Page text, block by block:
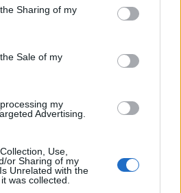
en el botón "Privacidad" en la
web.
app uses one or more Google
and store information including but
usage behaviour. You may click to
purposes in below Google
Sharing of my
Sale of my
my
Advertising.
Use,
or Sharing of my
Unrelated with the
was collected.
sí extraordinariamente